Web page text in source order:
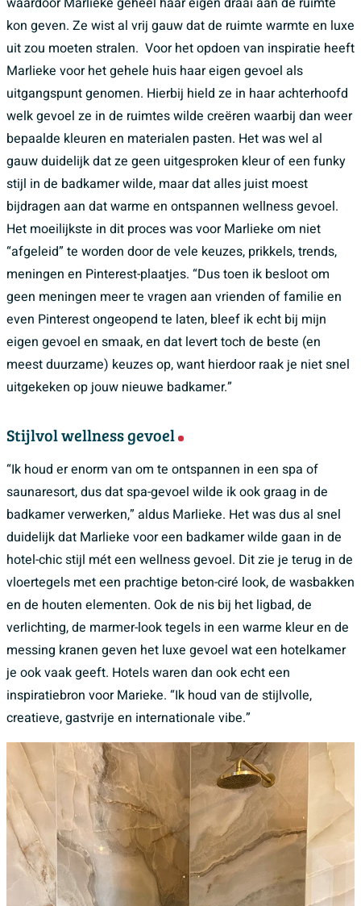
kon geven. Ze wist al vrij gauw dat de ruimte warmte en luxe
uit zou moeten stralen. Voor het opdoen van inspiratie heeft
Marlieke voor het gehele huis haar eigen gevoel als
uitgangspunt genomen. Hierbij hield ze in haar achterhoofd
welk gevoel ze in de ruimtes wilde creëren waarbij dan weer
bepaalde kleuren en materialen pasten. Het was wel al
gauw duidelijk dat ze geen uitgesproken kleur of een funky
stijl in de badkamer wilde, maar dat alles juist moest
bijdragen aan dat warme en ontspannen wellness gevoel.
Het moeilijkste in dit proces was voor Marlieke om niet
“afgeleid” te worden door de vele keuzes, prikkels, trends,
meningen en Pinterest-plaatjes. “Dus toen ik besloot om
geen meningen meer te vragen aan vrienden of familie en
even Pinterest ongeopend te laten, bleef ik echt bij mijn
eigen gevoel en smaak, en dat levert toch de beste (en
meest duurzame) keuzes op, want hierdoor raak je niet snel
uitgekeken op jouw nieuwe badkamer.”
Stijlvol wellness gevoel
“Ik houd er enorm van om te ontspannen in een spa of
saunaresort, dus dat spa-gevoel wilde ik ook graag in de
badkamer verwerken,” aldus Marlieke. Het was dus al snel
duidelijk dat Marlieke voor een badkamer wilde gaan in de
hotel-chic stijl mét een wellness gevoel. Dit zie je terug in de
vloertegels met een prachtige beton-ciré look, de wasbakken
en de houten elementen. Ook de nis bij het ligbad, de
verlichting, de marmer-look tegels in een warme kleur en de
messing kranen geven het luxe gevoel wat een hotelkamer
je ook vaak geeft. Hotels waren dan ook echt een
inspiratiebron voor Marieke. “Ik houd van de stijlvolle,
creatieve, gastvrije en internationale vibe.”